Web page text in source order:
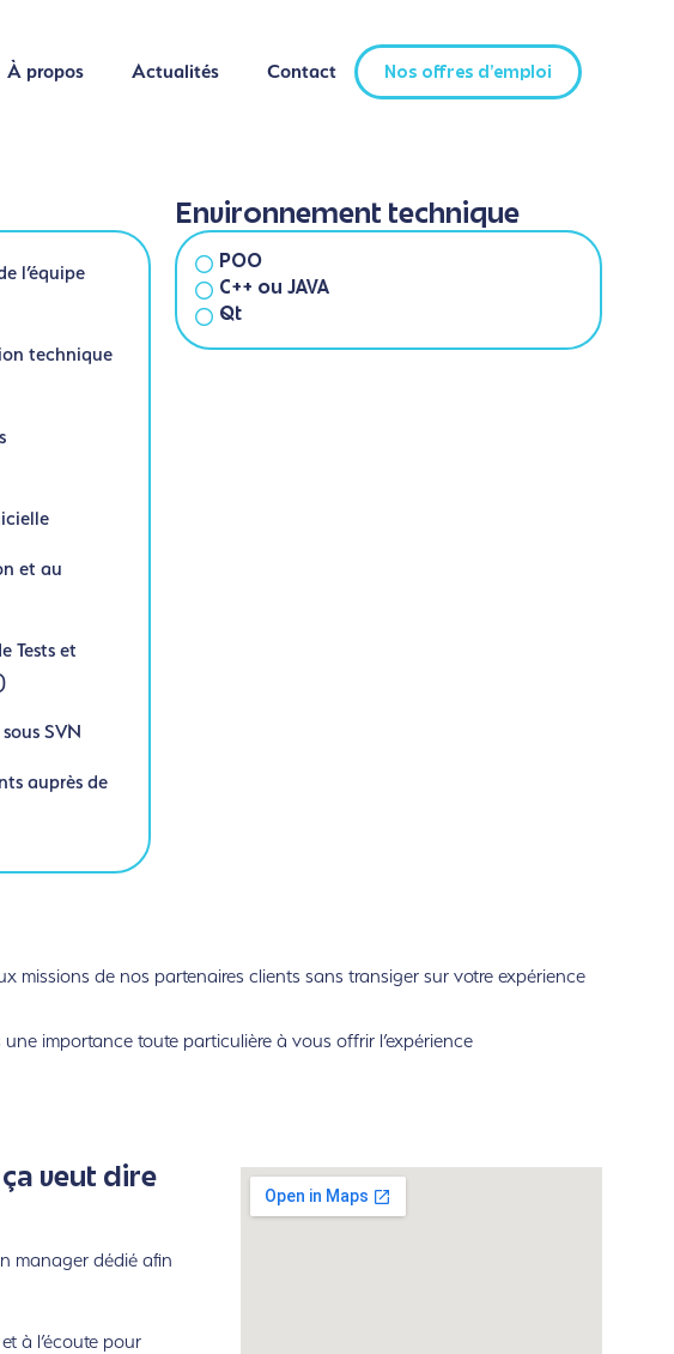
À propos Actualités Contact Nos offres d'emploi
À propos Actualités Contact Nos offres d'emploi
l’équipe
technique
et au
Tests et
SVN
auprès de
Environnement technique
POO
C++ ou JAVA
Qt
missions de nos partenaires clients sans transiger sur votre expérience
importance toute particulière à vous offrir l’expérience
veut dire
manager dédié afin
à l’écoute pour